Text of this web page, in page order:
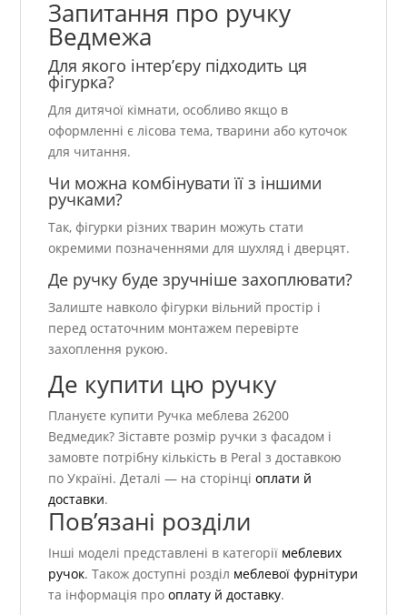
Запитання про ручку
Ведмежа
Для якого інтер’єру підходить ця
фігурка?
Для дитячої кімнати, особливо якщо в
оформленні є лісова тема, тварини або куточок
для читання.
Чи можна комбінувати її з іншими
ручками?
Так, фігурки різних тварин можуть стати
окремими позначеннями для шухляд і дверцят.
Де ручку буде зручніше захоплювати?
Залиште навколо фігурки вільний простір і
перед остаточним монтажем перевірте
захоплення рукою.
Де купити цю ручку
Плануєте купити Ручка меблева 26200
Ведмедик? Зіставте розмір ручки з фасадом і
замовте потрібну кількість в Peral з доставкою
по Україні. Деталі — на сторінціоплати й
доставки.
Пов’язані розділи
Інші моделі представлені в категорії меблевих
ручок. Також доступні розділ меблевої фурнітури
та інформація прооплату й доставку.